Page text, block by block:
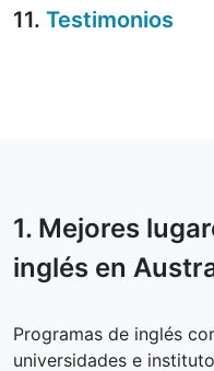
11. Testimonios
1. Mejores
inglés en
Programas de inglés
universidades e